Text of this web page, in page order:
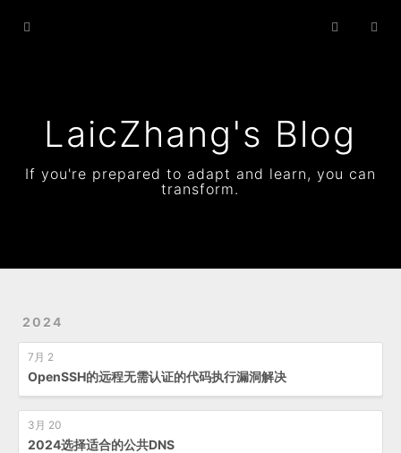
LaicZhang's Blog
If you're prepared to adapt and learn, you can
transform.
2024
7月 2
OpenSSH的远程无需认证的代码执行漏洞解决
3月 20
2024选择适合的公共DNS
Home
Resume